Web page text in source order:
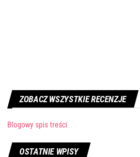
ZOBACZ WSZYSTKIE RECENZJE
Blogowy spis treści
OSTATNIE WPISY